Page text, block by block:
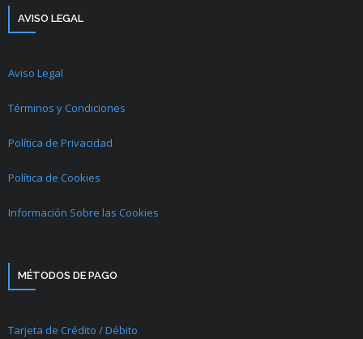
AVISO LEGAL
Aviso Legal
Términos y Condiciones
Política de Privacidad
Política de Cookies
Información Sobre las Cookies
MÉTODOS DE PAGO
Tarjeta de Crédito / Débito